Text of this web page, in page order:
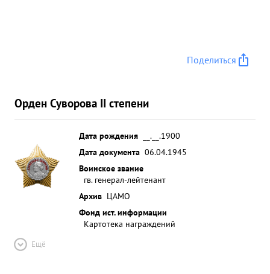
Поделиться
Орден Суворова II степени
Дата рождения
__.__.1900
Дата документа 06.04.1945
Воинское звание
гв. генерал-лейтенант
Архив ЦАМО
Фонд ист. информации
Картотека награждений
Ещё